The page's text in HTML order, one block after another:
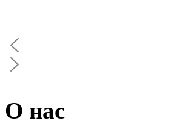
О нас